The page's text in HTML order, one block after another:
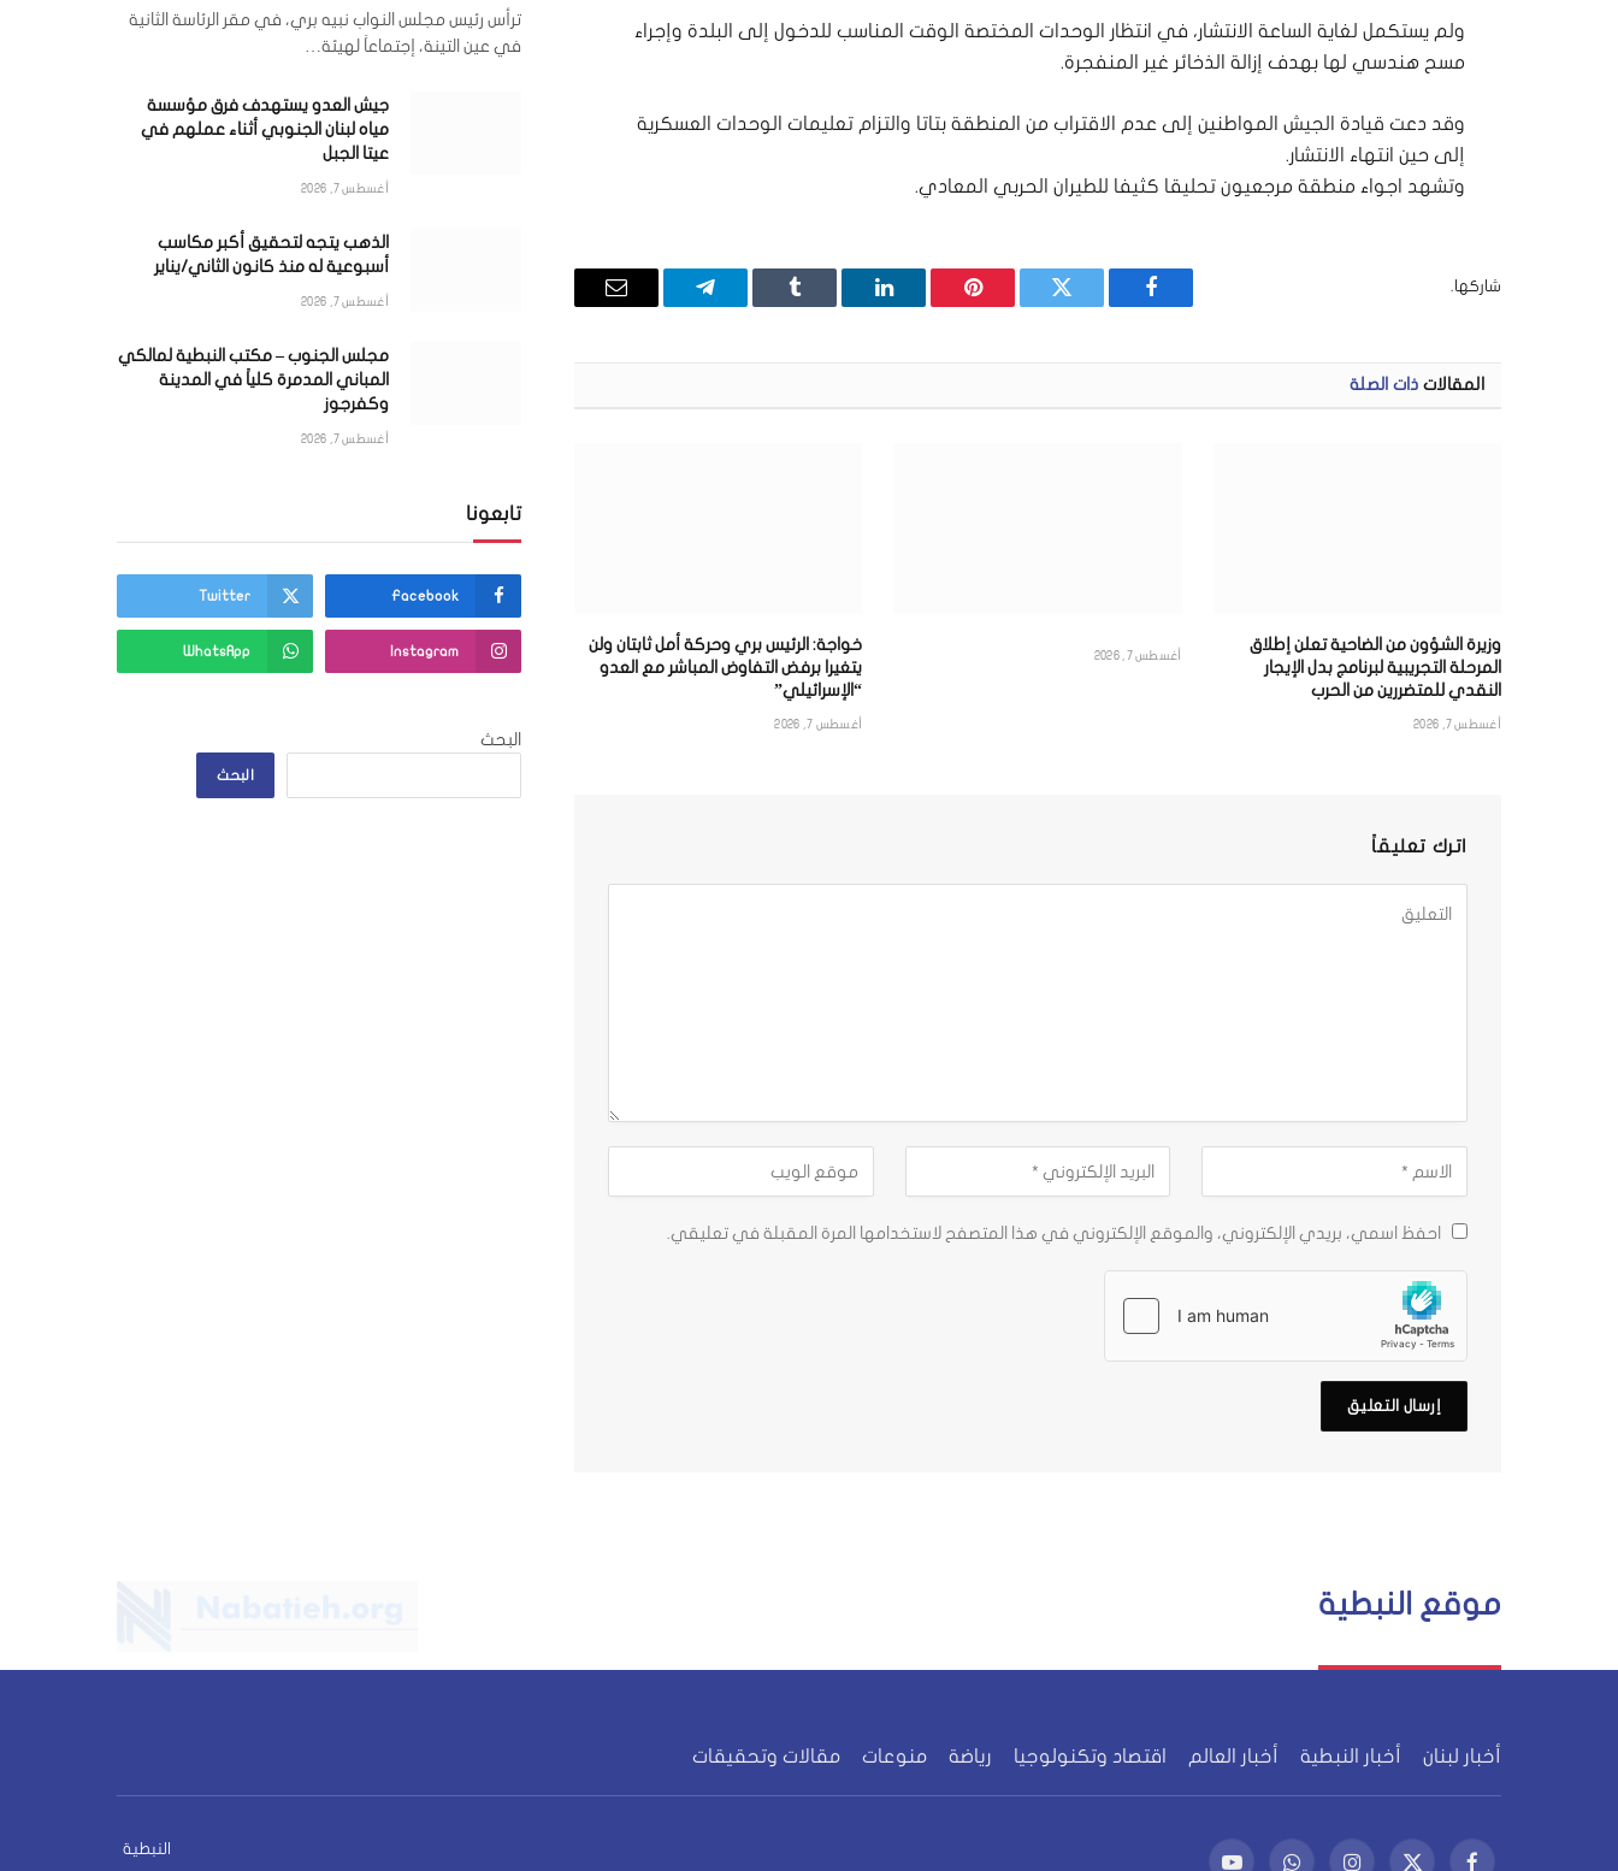
ولم يستكمل لغاية الساعة الانتشار، في انتظار الوحدات المختصة الوقت المناسب للدخول إلى البلدة وإجراء
مسح هندسي لها بهدف إزالة الذخائر غير المنفجرة.
وقد دعت قيادة الجيش المواطنين إلى عدم الاقتراب من المنطقة بتاتا والتزام تعليمات الوحدات العسكرية
إلى حين انتهاء الانتشار.
وتشهد اجواء منطقة مرجعيون تحليقا كثيفا للطيران الحربي المعادي.
شاركها.
فيسبوك تويتر بينتيريستلينكدإن Tumblr تيلقرام
البريد
المقالات ذات الصلة
وزيرة الشؤون من الضاحية تعلن إطلاق
المرحلة التجريبية لبرنامج بدل الإيجار
النقدي للمتضررين من الحرب
أغسطس 7, 2026
أغسطس 7, 2026
خواجة: الرئيس بري وحركة أمل ثابتان ولن
يتغيرا برفض التفاوض المباشر مع العدو
“الإسرائيلي”
أغسطس 7, 2026
اترك تعليقاً
احفظ اسمي، بريدي الإلكتروني، والموقع الإلكتروني في هذا المتصفح لاستخدامها المرة المقبلة في تعليقي.
ترأس رئيس مجلس النواب نبيه بري، في مقر الرئاسة الثانية
في عين التينة، إجتماعاً لهيئة…
جيش العدو يستهدف فرق مؤسسة
مياه لبنان الجنوبي أثناء عملهم في
عيتا الجبل
أغسطس 7, 2026
الذهب يتجه لتحقيق أكبر مكاسب
أسبوعية له منذ كانون الثاني/يناير
أغسطس 7, 2026
مجلس الجنوب – مكتب النبطية لمالكي
المباني المدمرة كلياً في المدينة
وكفرجوز
أغسطس 7, 2026
تابعونا
Facebook
Twitter
Instagram
WhatsApp
البحث
البحث
موقع النبطية
أخبار لبنان أخبار النبطية أخبار العالم اقتصاد وتكنولوجيا رياضة منوعات مقالات وتحقيقات
النبطية